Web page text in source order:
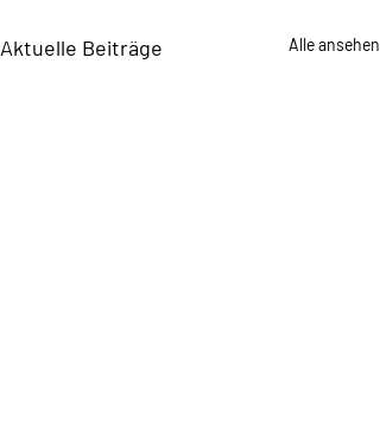
Aktuelle Beiträge Alle ansehen